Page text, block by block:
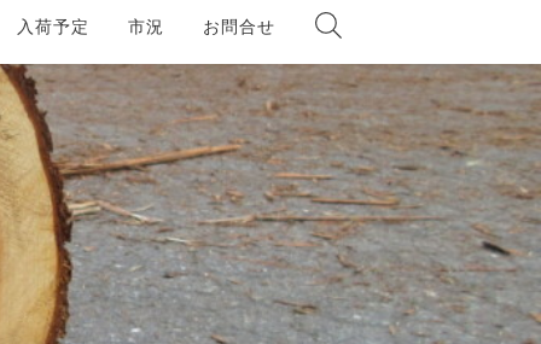
入荷予定 市況 お問合せ